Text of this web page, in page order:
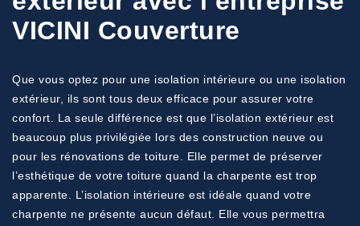
VICINI Couverture
Que vous optez pour une isolation intérieure ou une isolation
extérieur, ils sont tous deux efficace pour assurer votre
confort. La seule différence est que l’isolation extérieur est
beaucoup plus privilégiée lors des construction neuve ou
pour les rénovations de toiture. Elle permet de préserver
l’esthétique de votre toiture quand la charpente est trop
apparente. L’isolation intérieure est idéale quand votre
charpente ne présente aucun défaut. Elle vous permettra